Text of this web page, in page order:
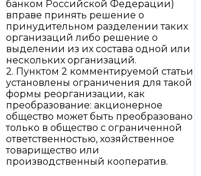
банком Российской Федерации)
вправе принять решение о
принудительном разделении таких
организаций либо решение о
выделении из их состава одной или
нескольких организаций.
2. Пунктом 2 комментируемой статьи
установлены ограничения для такой
формы реорганизации, как
преобразование: акционерное
общество может быть преобразовано
только в общество с ограниченной
ответственностью, хозяйственное
товарищество или
производственный кооператив.